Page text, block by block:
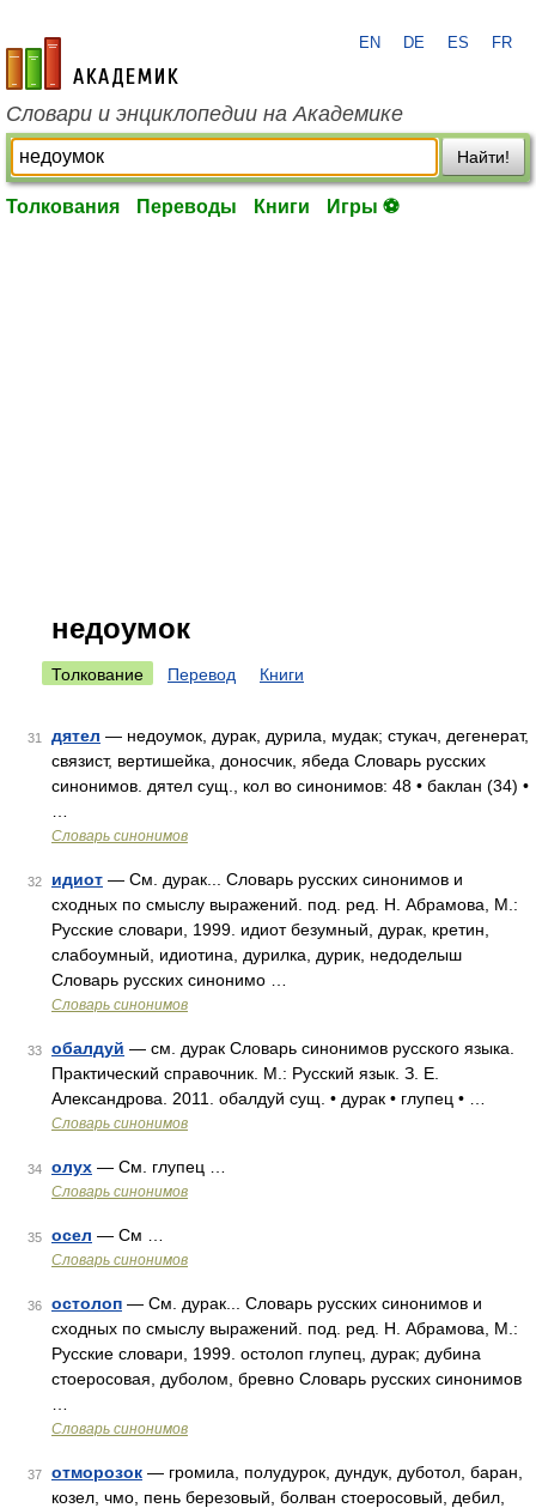
academic.ru
EN DE ES FR
Словари и энциклопедии на Академике
Найти!
Толкования Переводы Книги Игры ⚽
недоумок
Толкование Перевод Книги
31 дятел — недоумок, дурак, дурила, мудак; стукач, дегенерат,
связист, вертишейка, доносчик, ябеда Словарь русских
синонимов. дятел сущ., кол во синонимов: 48 • баклан (34) •
Словарь синонимов
32 идиот — См. дурак... Словарь русских синонимов и
сходных по смыслу выражений. под. ред. Н. Абрамова, М.:
Русские словари, 1999. идиот безумный, дурак, кретин,
слабоумный, идиотина, дурилка, дурик, недоделыш
Словарь русских синонимо …
Словарь синонимов
33 обалдуй — см. дурак Словарь синонимов русского языка.
Практический справочник. М.: Русский язык. З. Е.
Александрова. 2011. обалдуй сущ. • дурак • глупец • …
Словарь синонимов
34 олух — См. глупец …
Словарь синонимов
35 осел — См …
Словарь синонимов
36 остолоп — См. дурак... Словарь русских синонимов и
сходных по смыслу выражений. под. ред. Н. Абрамова, М.:
Русские словари, 1999. остолоп глупец, дурак; дубина
стоеросовая, дуболом, бревно Словарь русских синонимов
Словарь синонимов
37 отморозок — громила, полудурок, дундук, дуботол, баран,
козел, чмо, пень березовый, болван стоеросовый, дебил,